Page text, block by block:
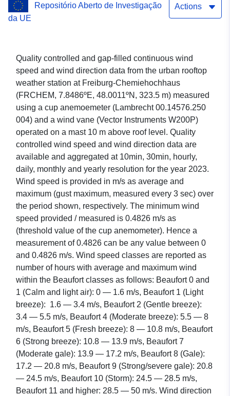
(FRCHEM) from 2023-01-01
Repositório Aberto de Investigação
da UE
Actions
Quality controlled and gap-filled continuous wind
speed and wind direction data from the urban rooftop
weather station at Freiburg-Chemiehochhaus
(FRCHEM, 7.8486ºE, 48.0011ºN, 323.5 m) measured
using a cup anemoemeter (Lambrecht 00.14576.250
004) and a wind vane (Vector Instruments W200P)
operated on a mast 10 m above roof level. Quality
controlled wind speed and wind direction data are
available and aggregated at 10min, 30min, hourly,
daily, monthly and yearly resolution for the year 2023.
Wind speed is provided in m/s as average and
maximum (gust maximum, measured every 3 sec) over
the period shown, respectively. The minimum wind
speed provided / measured is 0.4826 m/s as
(threshold value of the cup anemometer). Hence a
measurement of 0.4826 can be any value between 0
and 0.4826 m/s. Wind speed classes are reported as
number of hours with average and maximum wind
within the Beaufort classes as follows: Beaufort 0 and
1 (Calm and light air): 0 — 1.6 m/s, Beaufort 1 (Light
breeze): 1.6 — 3.4 m/s, Beaufort 2 (Gentle breeze):
3.4 — 5.5 m/s, Beaufort 4 (Moderate breeze): 5.5 — 8
m/s, Beaufort 5 (Fresh breeze): 8 — 10.8 m/s, Beaufort
6 (Strong breeze): 10.8 — 13.9 m/s, Beaufort 7
(Moderate gale): 13.9 — 17.2 m/s, Beaufort 8 (Gale):
17.2 — 20.8 m/s, Beaufort 9 (Strong/severe gale): 20.8
— 24.5 m/s, Beaufort 10 (Storm): 24.5 — 28.5 m/s,
Beaufort 11 and higher: 28.5 — 50 m/s. Wind direction